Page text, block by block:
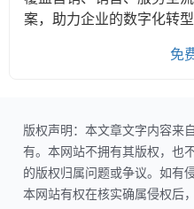
案，助力企业的数字化转型
免
版权声明：本文章文字内容来
有。本网站不拥有其版权，也
的版权归属问题或争议。如有
本网站有权在核实确属侵权后